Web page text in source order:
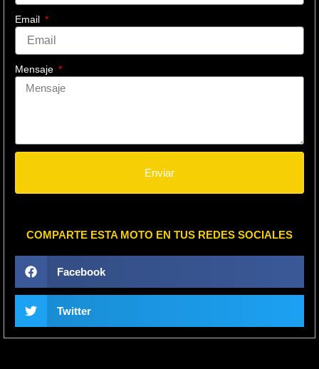
Email
Mensaje
Enviar
COMPARTE ESTA MOTO EN TUS REDES SOCIALES
Facebook
Twitter